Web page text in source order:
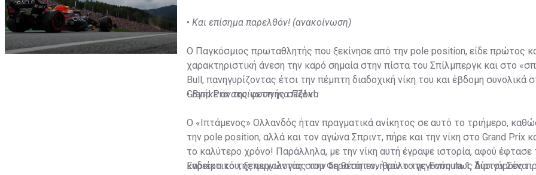
• Και επίσημα παρελθόν! (ανακοίνωση)
Ο Παγκόσμιος πρωταθλητής που ξεκίνησε από την pole position, είδε πρώτος
χαρακτηριστική άνεση την καρό σημαία στην πίστα του Σπίλμπεργκ και στο
Bull, πανηγυρίζοντας έτσι την πέμπτη διαδοχική νίκη του και έβδομη συνολικά
Grand Prix της φετινής σεζόν!
•Βγήκε ανακοίνωση για Πέλκα
Ο «Ιπτάμενος» Ολλανδός ήταν πραγματικά ανίκητος σε αυτό το τριήμερο,
την pole position, αλλά και τον αγώνα Σπριντ, πήρε και την νίκη στο Grand Prix
το καλύτερο χρόνο! Παράλληλα, με την νίκη αυτή έγραψε ιστορία, αφού έφτασε
καριέρα του, ξεπερνώντας στην 5η θέση τον θρύλο της Formula 1, Άιρτον Σένα.
Ενδεικτικό της ψυχολογίας του Φερστάπεν, ήταν το γεγονός πως δύο γύρους